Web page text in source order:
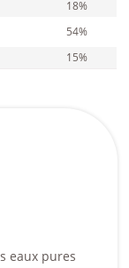
18%
54%
15%
eaux pures